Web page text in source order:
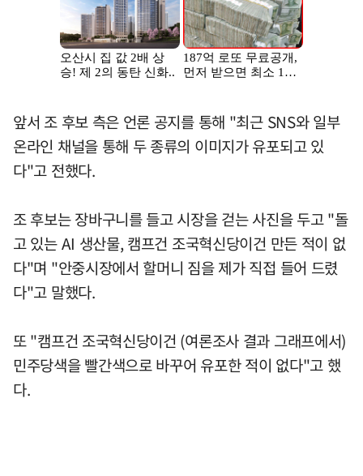
앞서 조 후보 측은 언론 공지를 통해 "최근 SNS와 일부
온라인 채널을 통해 두 종류의 이미지가 유포되고 있
다"고 전했다.
조 후보는 장바구니를 들고 시장을 걷는 사진을 두고 "돌
고 있는 AI 생산물, 캠프건 조국혁신당이건 만든 적이 없
다"며 "안중시장에서 할머니 짐을 제가 직접 들어 드렸
다"고 말했다.
또 "캠프건 조국혁신당이건 (여론조사 결과 그래프에서)
민주당색을 빨간색으로 바꾸어 유포한 적이 없다"고 했
다.